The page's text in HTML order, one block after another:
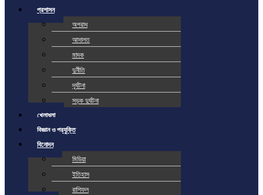
প্রশাসন
অপরাধ
আদালত
মাদক
দুর্নীতি
দূর্ঘটনা
সড়ক দুর্ঘটনা
খেলাধুলা
বিজ্ঞান ও প্রযুক্তি
বিনোদন
মিডিয়া
ইতিহাস
রাশিফল